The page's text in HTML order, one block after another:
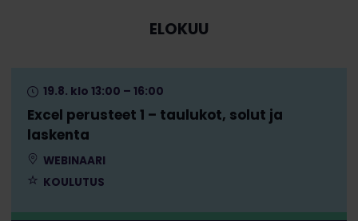
ELOKUU
Excel perusteet 1 – taulukot, solut ja
laskenta
19.8. klo 13:00 – 16:00
WEBINAARI
KOULUTUS